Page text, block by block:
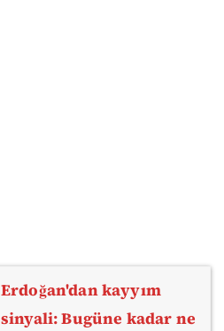
Erdoğan'dan kayyım
sinyali: Bugüne kadar ne